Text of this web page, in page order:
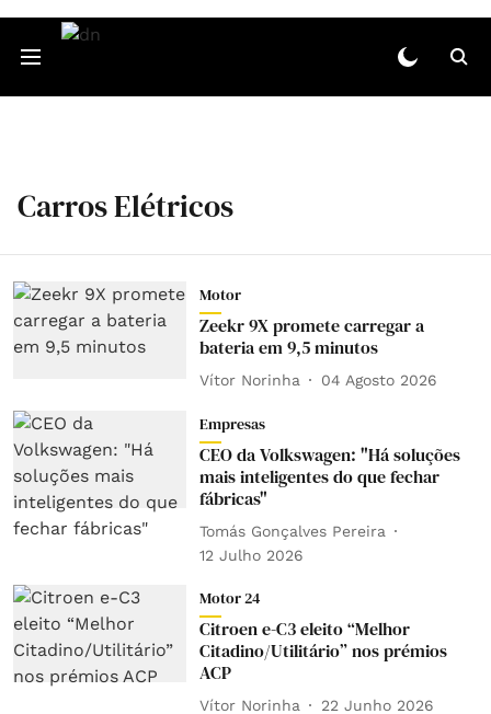
Carros Elétricos
Motor
Zeekr 9X promete carregar a
bateria em 9,5 minutos
Vítor Norinha 04 Agosto 2026
Empresas
CEO da Volkswagen: "Há soluções
mais inteligentes do que fechar
fábricas"
Tomás Gonçalves Pereira
12 Julho 2026
Motor 24
Citroen e-C3 eleito “Melhor
Citadino/Utilitário” nos prémios
ACP
Vítor Norinha 22 Junho 2026